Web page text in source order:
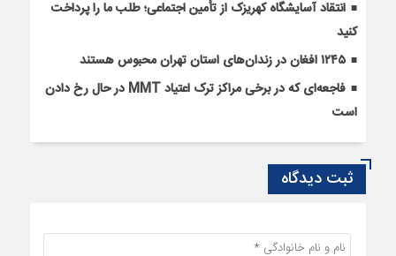
انتقاد آسایشگاه کهریزک از تأمین اجتماعی؛ طلب ما را پرداخت
کنید
۱۲۴۵ افغان در زندان‌های استان تهران محبوس هستند
فاجعه‌ای که در برخی مراکز ترک اعتیاد MMT در حال رخ دادن
است
ثبت دیدگاه